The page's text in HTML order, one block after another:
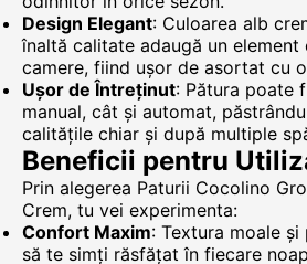
Design Elegant: Culoarea alb
înaltă calitate adaugă un element
camere, fiind ușor de asortat cu
Ușor de Întreținut: Pătura poate
manual, cât și automat,
calitățile chiar și după multiple
Beneficii pentru
Prin alegerea Paturii Cocolino
Crem, tu vei experimenta:
Confort Maxim: Textura moale
să te simți răsfățat în fiecare